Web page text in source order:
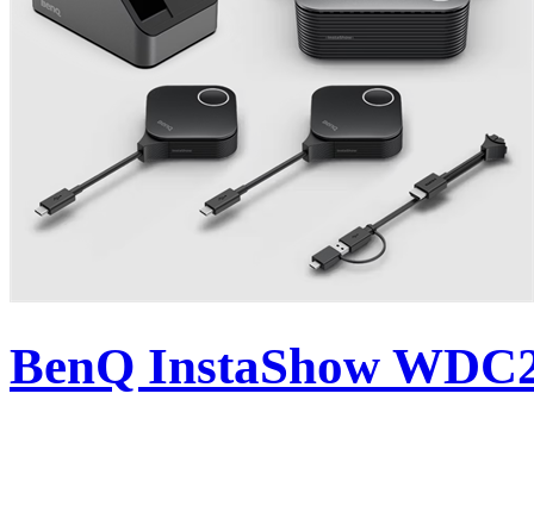
BenQ InstaShow